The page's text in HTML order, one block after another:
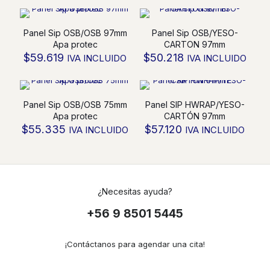
Panel Sip OSB/OSB 97mm
Apa protec
$59.619 IVA INCLUIDO
Panel Sip OSB/YESO-
CARTON 97mm
$50.218 IVA INCLUIDO
Panel Sip OSB/OSB 75mm
Apa protec
$55.335 IVA INCLUIDO
Panel SIP HWRAP/YESO-
CARTÓN 97mm
$57.120 IVA INCLUIDO
¿Necesitas ayuda?
+56 9 8501 5445
¡Contáctanos para agendar una cita!